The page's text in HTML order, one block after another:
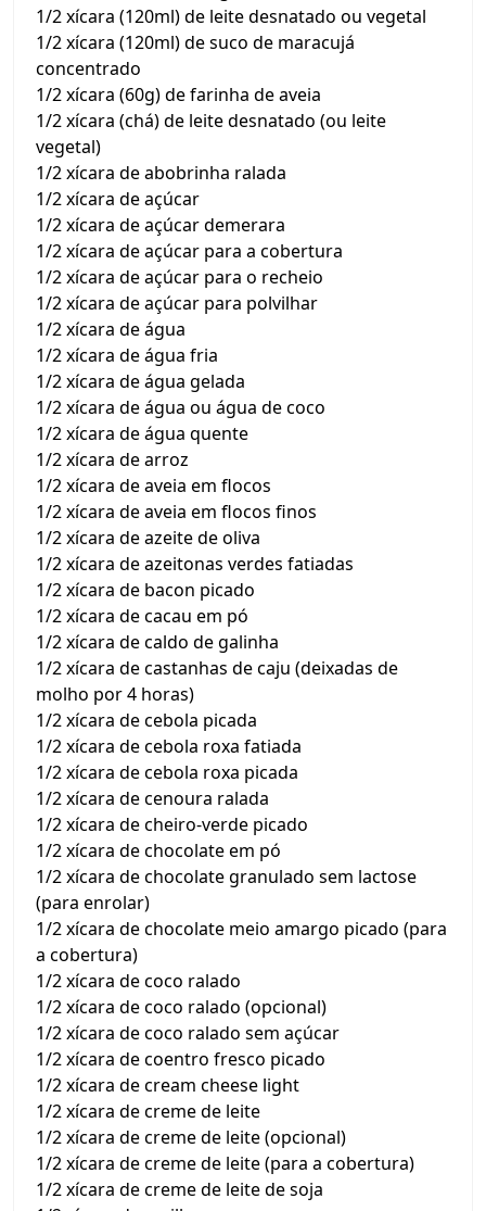
1/2 xícara (120ml) de leite desnatado ou vegetal
1/2 xícara (120ml) de suco de maracujá
concentrado
1/2 xícara (60g) de farinha de aveia
1/2 xícara (chá) de leite desnatado (ou leite
vegetal)
1/2 xícara de abobrinha ralada
1/2 xícara de açúcar
1/2 xícara de açúcar demerara
1/2 xícara de açúcar para a cobertura
1/2 xícara de açúcar para o recheio
1/2 xícara de açúcar para polvilhar
1/2 xícara de água
1/2 xícara de água fria
1/2 xícara de água gelada
1/2 xícara de água ou água de coco
1/2 xícara de água quente
1/2 xícara de arroz
1/2 xícara de aveia em flocos
1/2 xícara de aveia em flocos finos
1/2 xícara de azeite de oliva
1/2 xícara de azeitonas verdes fatiadas
1/2 xícara de bacon picado
1/2 xícara de cacau em pó
1/2 xícara de caldo de galinha
1/2 xícara de castanhas de caju (deixadas de
molho por 4 horas)
1/2 xícara de cebola picada
1/2 xícara de cebola roxa fatiada
1/2 xícara de cebola roxa picada
1/2 xícara de cenoura ralada
1/2 xícara de cheiro-verde picado
1/2 xícara de chocolate em pó
1/2 xícara de chocolate granulado sem lactose
(para enrolar)
1/2 xícara de chocolate meio amargo picado (para
a cobertura)
1/2 xícara de coco ralado
1/2 xícara de coco ralado (opcional)
1/2 xícara de coco ralado sem açúcar
1/2 xícara de coentro fresco picado
1/2 xícara de cream cheese light
1/2 xícara de creme de leite
1/2 xícara de creme de leite (opcional)
1/2 xícara de creme de leite (para a cobertura)
1/2 xícara de creme de leite de soja